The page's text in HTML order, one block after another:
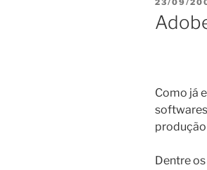
EM
23/09/
Como já
Dentre